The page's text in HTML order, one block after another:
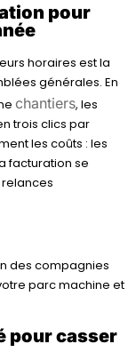
pour
horaires est la
générales. En
chantiers, les
trois clics par
les coûts : les
facturation se
des compagnies
parc machine et
pour casser